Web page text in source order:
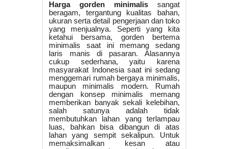
Harga gorden minimalis
sangat
beragam, tergantung kualitas bahan,
ukuran serta detail pengerjaan dan toko
yang menjualnya. Seperti yang kita
ketahui bersama, gorden bertema
minimalis saat ini memang sedang
laris manis di pasaran. Alasannya
cukup sederhana, yaitu karena
masyarakat Indonesia saat ini sedang
menggemari rumah bergaya minimalis,
maupun minimalis modern. Rumah
dengan konsep minimalis memang
memberikan banyak sekali kelebihan,
salah satunya adalah tidak
membutuhkan lahan yang terlampau
luas, bahkan bisa dibangun di atas
lahan yang sempit sekalipun. Untuk
memaksimalkan kesan atau